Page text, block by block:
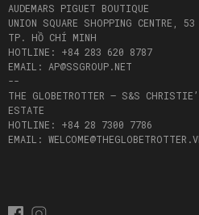
AUDEMARS PIGUET BOUTIQUE
UNION SQUARE SHOPPING CENTRE,
TP. HỒ CHÍ MINH
HOTLINE: +84 283 620 8787
EMAIL: AP@SSGROUP.NET
--
THE GLOBETROTTER – S&S
ESTATE
HOTLINE: +84 28 7300 7786
EMAIL: